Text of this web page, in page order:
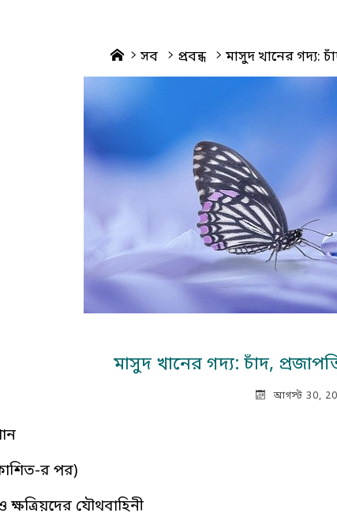
Home
সব প্রবন্ধ মাসুদ খানের গদ্য:
মাসুদ খানের গদ্য: চাঁদ,
আগস্ট 30,
র পর)
ক্ষত্রিয়দের যৌথবাহিনী